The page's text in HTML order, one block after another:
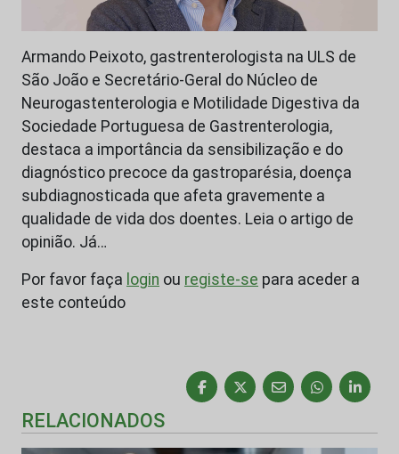
Armando Peixoto, gastrenterologista na ULS de
São João e Secretário-Geral do Núcleo de
Neurogastenterologia e Motilidade Digestiva da
Sociedade Portuguesa de Gastrenterologia,
destaca a importância da sensibilização e do
diagnóstico precoce da gastroparésia, doença
subdiagnosticada que afeta gravemente a
qualidade de vida dos doentes. Leia o artigo de
opinião. Já…
Por favor faça login ou registe-se para aceder a
este conteúdo
RELACIONADOS